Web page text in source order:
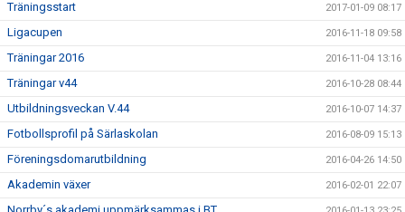
Träningsstart 2017-01-09 08:17
Ligacupen 2016-11-18 09:58
Träningar 2016 2016-11-04 13:16
Träningar v44 2016-10-28 08:44
Utbildningsveckan V.44 2016-10-07 14:37
Fotbollsprofil på Särlaskolan 2016-08-09 15:13
Föreningsdomarutbildning 2016-04-26 14:50
Akademin växer 2016-02-01 22:07